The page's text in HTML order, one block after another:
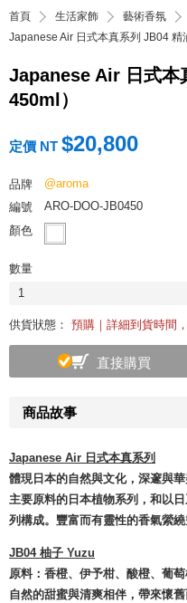
首頁 生活家飾 藝術香氛
Japanese Air 日式本真系列 JB04 精
Japanese Air 日式本
450ml）
商品故事
Japanese Air 日式本真系列
體現日本的自然與文化，深邃與
主要原料的日本植物系列，和以
列構成。豐富而有靈性的香氣縈繞
JB04 柚子 Yuzu
原料：香橙、伊予柑、酸橙、葡
自然的甜蜜與清爽相伴，帶來懷舊
定價 NT $20,800
品牌
@aroma
編號
ARO-DOO-JB0450
顏色
數量
1
供貨狀態： 預購｜詳細到貨時間
直接購買